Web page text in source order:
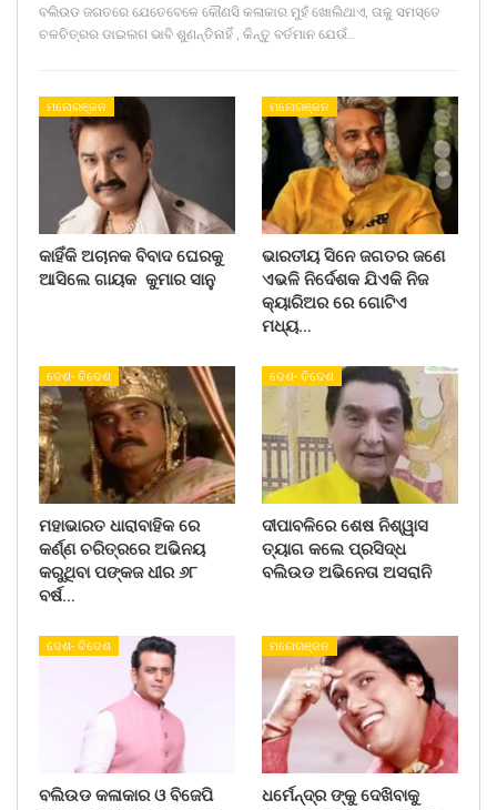
ବଲିଉଡ ଜଗତରେ ଯେତେବେଳେ କୌଣସି କଳାକାର ମୁହଁ ଖୋଲିଥାଏ, ତାକୁ ସମସ୍ତେ
ଚଳଚିତ୍ରର ଡାଇଲଗ ଭାବି ଶୁଣନ୍ତିନାହିଁ , କିନ୍ତୁ ବର୍ତମାନ ଯେଉଁ…
ମନୋରଞ୍ଜନ
କାହିଁକି ଅଚାନକ ବିବାଦ ଘେରକୁ
ଆସିଲେ ଗାୟକ କୁମାର ସାନୁ
ମନୋରଞ୍ଜନ
ଭାରତୀୟ ସିନେ ଜଗତର ଜଣେ
ଏଭଳି ନିର୍ଦେଶକ ଯିଏକି ନିଜ
କ୍ୟାରିଅର ରେ ଗୋଟିଏ
ମଧ୍ୟ…
ଦେଶ- ବିଦେଶ
ମହାଭାରତ ଧାରାବାହିକ ରେ
କର୍ଣ୍ଣ ଚରିତ୍ରରେ ଅଭିନୟ
କରୁଥିବା ପଙ୍କଜ ଧୀର ୬୮
ବର୍ଷ…
ଦେଶ- ବିଦେଶ
ଦୀପାବଳିରେ ଶେଷ ନିଶ୍ୱାସ
ତ୍ୟାଗ କଲେ ପ୍ରସିଦ୍ଧ
ବଲିଉଡ ଅଭିନେତା ଅସରାନି
ଦେଶ- ବିଦେଶ
ବଲିଉଡ କଳାକାର ଓ ବିଜେପି
ମନୋରଞ୍ଜନ
ଧର୍ମେନ୍ଦ୍ର ଙ୍କୁ ଦେଖିବାକୁ